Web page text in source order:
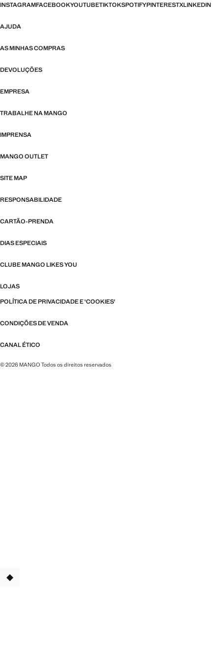
INSTAGRAMFACEBOOKYOUTUBETIKTOKSPOTIFYPINTERESTXLINKEDIN
AJUDA
AS MINHAS COMPRAS
DEVOLUÇÕES
EMPRESA
TRABALHE NA MANGO
IMPRENSA
MANGO OUTLET
SITE MAP
RESPONSABILIDADE
CARTÃO-PRENDA
DIAS ESPECIAIS
CLUBE MANGO LIKES YOU
LOJAS
POLÍTICA DE PRIVACIDADE E 'COOKIES'
CONDIÇÕES DE VENDA
CANAL ÉTICO
© 2026 MANGO Todos os direitos reservados